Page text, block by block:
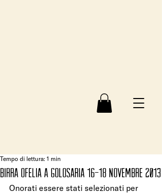
Birra Ofelia a Golosaria 16-18 Novembre 2013
Tempo di lettura: 1 min
Onorati essere stati selezionati per